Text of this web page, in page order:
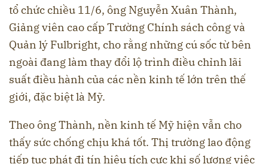
tổ chức chiều 11/6, ông Nguyễn Xuân Thành,
Giảng viên cao cấp Trường Chính sách công và
Quản lý Fulbright, cho rằng những cú sốc từ bên
ngoài đang làm thay đổi lộ trình điều chỉnh lãi
suất điều hành của các nền kinh tế lớn trên thế
giới, đặc biệt là Mỹ.
Theo ông Thành, nền kinh tế Mỹ hiện vẫn cho
thấy sức chống chịu khá tốt. Thị trường lao động
tiếp tục phát đi tín hiệu tích cực khi số lượng việc